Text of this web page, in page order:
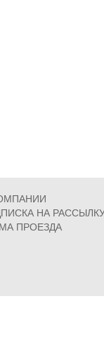
НА
ПРОЕЗДА